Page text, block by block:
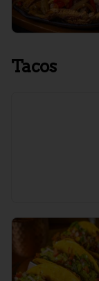
Tacos